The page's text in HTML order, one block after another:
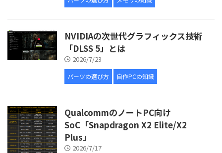
NVIDIAの次世代グラフィックス技術
「DLSS 5」とは
2026/7/23
パーツの選び方 自作PCの知識
QualcommのノートPC向け
SoC「Snapdragon X2 Elite/X2
Plus」
2026/7/17